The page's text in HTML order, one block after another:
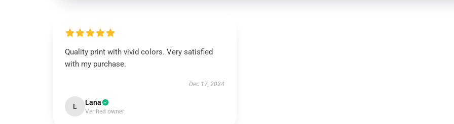
Quality print with vivid colors. Very satisfied
with my purchase.
Dec 17, 2024
L Lana
Verified owner